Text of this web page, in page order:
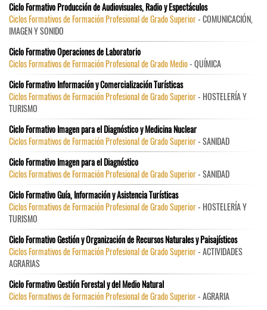
Ciclo Formativo Producción de Audiovisuales, Radio y Espectáculos
Ciclos Formativos de Formación Profesional de Grado Superior- COMUNICACIÓN,
IMAGEN Y SONIDO
Ciclo Formativo Operaciones de Laboratorio
Ciclos Formativos de Formación Profesional de Grado Medio- QUÍMICA
Ciclo Formativo Información y Comercialización Turísticas
Ciclos Formativos de Formación Profesional de Grado Superior- HOSTELERÍA Y
TURISMO
Ciclo Formativo Imagen para el Diagnóstico y Medicina Nuclear
Ciclos Formativos de Formación Profesional de Grado Superior- SANIDAD
Ciclo Formativo Imagen para el Diagnóstico
Ciclos Formativos de Formación Profesional de Grado Superior- SANIDAD
Ciclo Formativo Guía, Información y Asistencia Turísticas
Ciclos Formativos de Formación Profesional de Grado Superior- HOSTELERÍA Y
TURISMO
Ciclo Formativo Gestión y Organización de Recursos Naturales y Paisajísticos
Ciclos Formativos de Formación Profesional de Grado Superior- ACTIVIDADES
AGRARIAS
Ciclo Formativo Gestión Forestal y del Medio Natural
Ciclos Formativos de Formación Profesional de Grado Superior- AGRARIA